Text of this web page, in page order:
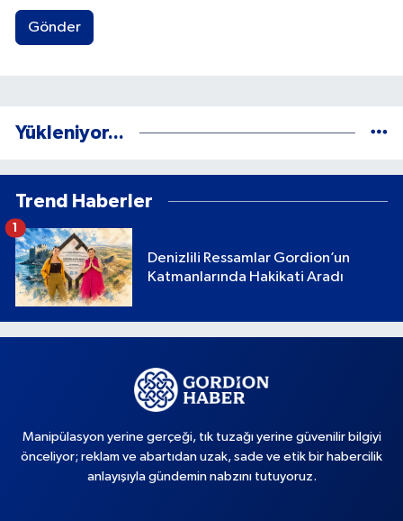
Gönder
Yükleniyor...
Trend Haberler
Denizlili Ressamlar Gordion’un
Katmanlarında Hakikati Aradı
1
Manipülasyon yerine gerçeği, tık tuzağı yerine güvenilir bilgiyi
önceliyor; reklam ve abartıdan uzak, sade ve etik bir habercilik
anlayışıyla gündemin nabzını tutuyoruz.